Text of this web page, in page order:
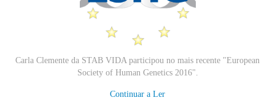
Carla Clemente da STAB VIDA participou no mais recente "European
Society of Human Genetics 2016".
Continuar a Ler